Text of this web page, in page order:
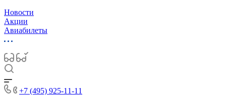
Новости
Акции
Авиабилеты
+7 (495) 925-11-11